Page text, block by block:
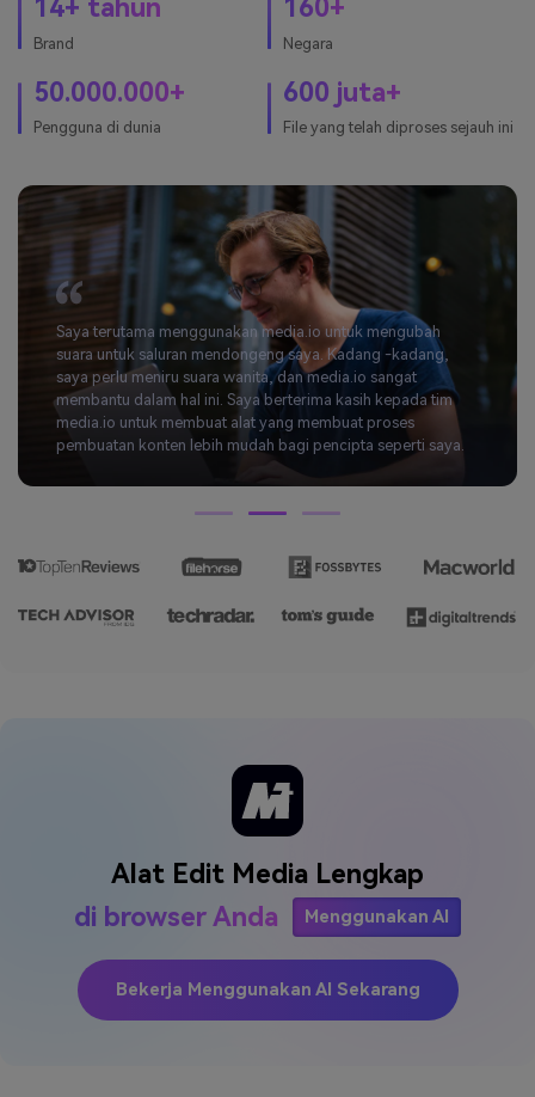
14+ tahun
Brand
160+
Negara
50.000.000+
Pengguna di dunia
600 juta+
File yang telah diproses sejauh ini
Saya terutama menggunakan media.io untuk mengubah
suara untuk saluran mendongeng saya. Kadang -kadang,
saya perlu meniru suara wanita, dan media.io sangat
membantu dalam hal ini. Saya berterima kasih kepada tim
media.io untuk membuat alat yang membuat proses
pembuatan konten lebih mudah bagi pencipta seperti saya.
Alat Edit Media Lengkap
di browser Anda
Menggunakan AI
Bekerja Menggunakan AI Sekarang